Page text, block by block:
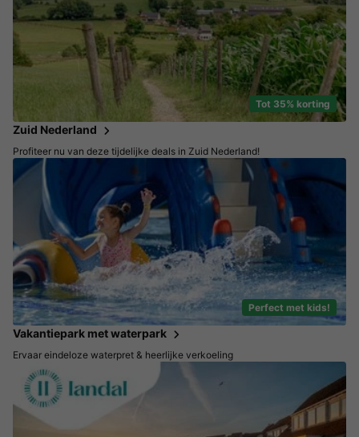
Tot 35% korting
Zuid Nederland
Profiteer nu van deze tijdelijke deals in Zuid Nederland!
Perfect met kids!
Vakantiepark met waterpark
Ervaar eindeloze waterpret & heerlijke verkoeling